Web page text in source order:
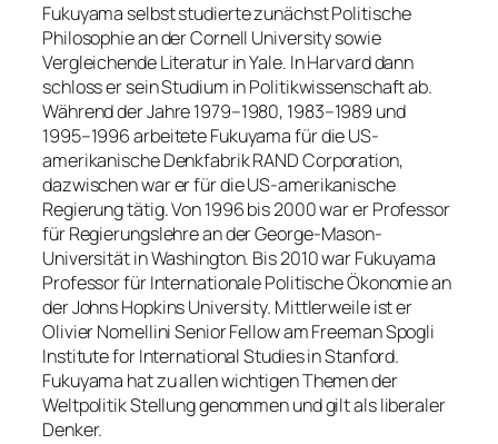
Fukuyama selbst studierte zunächst Politische
Philosophie an der Cornell University sowie
Vergleichende Literatur in Yale. In Harvard dann
schloss er sein Studium in Politikwissenschaft ab.
Während der Jahre 1979–1980, 1983–1989 und
1995–1996 arbeitete Fukuyama für die US-
amerikanische Denkfabrik RAND Corporation,
dazwischen war er für die US-amerikanische
Regierung tätig. Von 1996 bis 2000 war er Professor
für Regierungslehre an der George-Mason-
Universität in Washington. Bis 2010 war Fukuyama
Professor für Internationale Politische Ökonomie an
der Johns Hopkins University. Mittlerweile ist er
Olivier Nomellini Senior Fellow am Freeman Spogli
Institute for International Studies in Stanford.
Fukuyama hat zu allen wichtigen Themen der
Weltpolitik Stellung genommen und gilt als liberaler
Denker.